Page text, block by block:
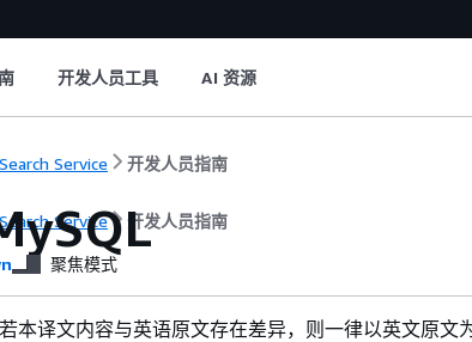
开发人员工具 AI 资源
Service 开发人员指南
Service 开发人员指南
聚焦模式
本译文内容与英语原文存在差异，则一律以英文原文为